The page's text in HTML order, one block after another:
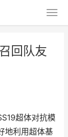
回队友
超体对抗模
地利用超体基